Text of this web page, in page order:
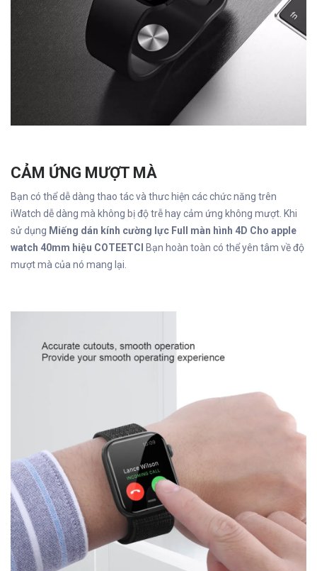
CẢM ỨNG MƯỢT MÀ
Bạn có thể dễ dàng thao tác và thưc hiện các chức năng trên
iWatch dễ dàng mà không bị độ trễ hay cảm ứng không mượt. Khi
sử dụng Miếng dán kính cường lực Full màn hình 4D Cho apple
watch 40mm hiệu COTEETCI
Bạn hoàn toàn có thể yên tâm về độ
mượt mà của nó mang lại.